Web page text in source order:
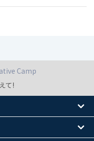
Camp
て!